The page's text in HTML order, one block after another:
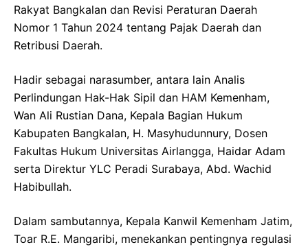
Rakyat Bangkalan dan Revisi Peraturan Daerah
Nomor 1 Tahun 2024 tentang Pajak Daerah dan
Retribusi Daerah.
Hadir sebagai narasumber, antara lain Analis
Perlindungan Hak-Hak Sipil dan HAM Kemenham,
Wan Ali Rustian Dana, Kepala Bagian Hukum
Kabupaten Bangkalan, H. Masyhudunnury, Dosen
Fakultas Hukum Universitas Airlangga, Haidar Adam
serta Direktur YLC Peradi Surabaya, Abd. Wachid
Habibullah.
Dalam sambutannya, Kepala Kanwil Kemenham Jatim,
Toar R.E. Mangaribi, menekankan pentingnya regulasi